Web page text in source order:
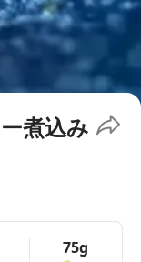
煮込み
75g